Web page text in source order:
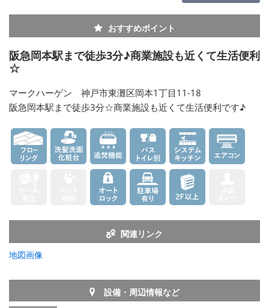
おすすめポイント
阪急岡本駅まで徒歩3分♪商業施設も近くて生活便利
☆
マークハーゲン 神戸市東灘区岡本1丁目11-18
阪急岡本駅まで徒歩3分☆商業施設も近くて生活便利です♪
関連リンク
地図画像
設備・周辺情報など